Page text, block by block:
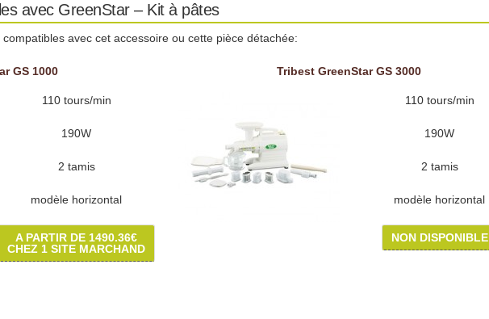
avec GreenStar – Kit à pâtes
avec cet accessoire ou cette pièce détachée:
GS 1000
110 tours/min
190W
2 tamis
modèle horizontal
A PARTIR DE 1490.36€
CHEZ 1 SITE MARCHAND
Tribest GreenStar GS 3000
110 tours/min
190W
2 tamis
modèle horizontal
NON DISPONIBLE